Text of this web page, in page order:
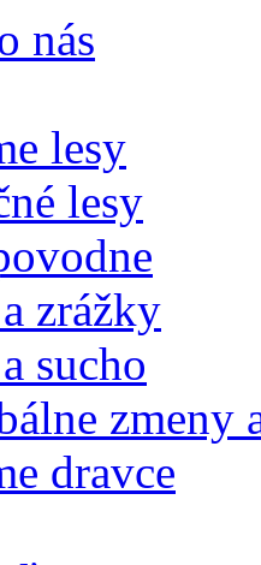
nás
lesy
lesy
zrážky
sucho
zmeny
dravce